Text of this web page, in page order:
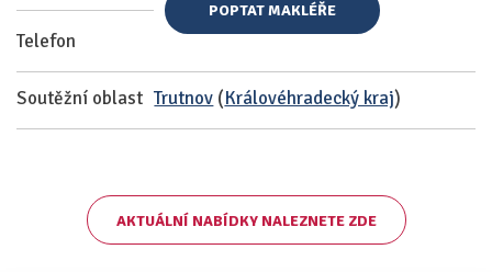
Telefon
POPTAT MAKLÉŘE
Soutěžní oblast Trutnov (Královéhradecký kraj)
AKTUÁLNÍ NABÍDKY NALEZNETE ZDE